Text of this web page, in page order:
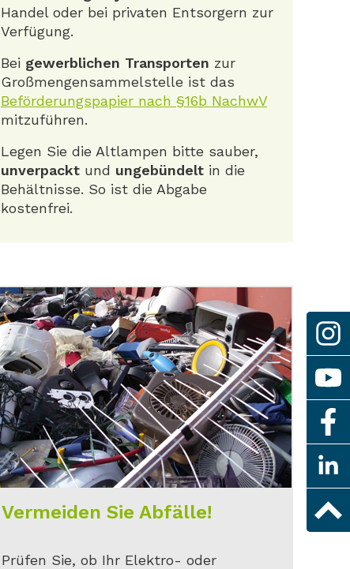
Handel oder bei privaten Entsorgern zur
Verfügung.
Bei gewerblichen Transporten zur
Großmengensammelstelle ist das
Beförderungspapier nach §16b NachwV
mitzuführen.
Legen Sie die Altlampen bitte sauber,
unverpackt und ungebündelt in die
Behältnisse. So ist die Abgabe
kostenfrei.
Vermeiden Sie Abfälle!
Prüfen Sie, ob Ihr Elektro- oder